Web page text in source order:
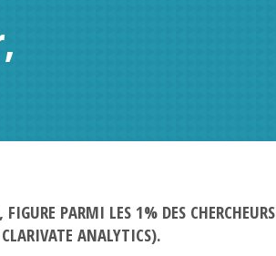
PARMI LES 1% DES CHERCHEURS
ANALYTICS).